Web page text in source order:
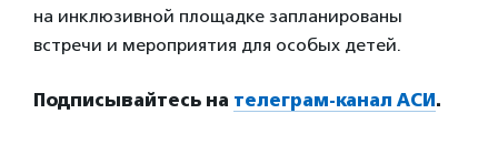
на инклюзивной площадке запланированы
встречи и мероприятия для особых детей.
Подписывайтесь на телеграм-канал АСИ .